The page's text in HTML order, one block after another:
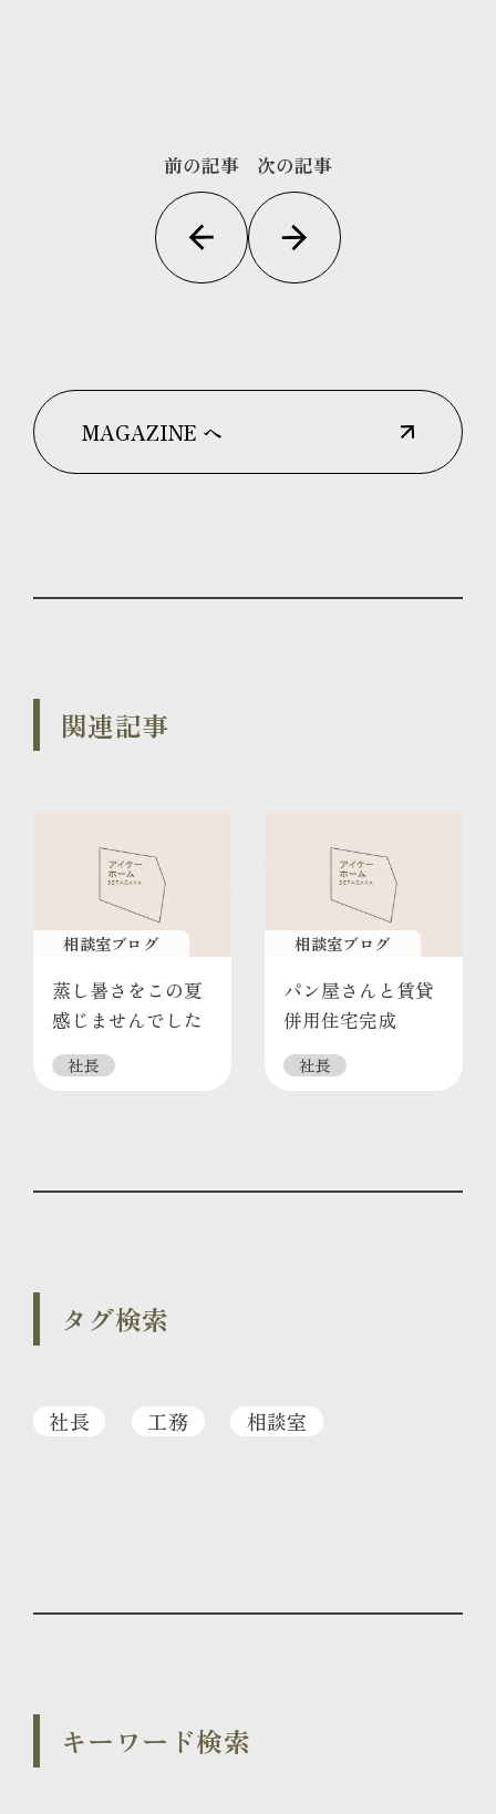
前の記事 次の記事
MAGAZINE へ
関連記事
相談室ブログ
蒸し暑さをこの夏
感じませんでした
社長
相談室ブログ
パン屋さんと賃貸
併用住宅完成
社長
タグ検索
社長 工務 相談室
キーワード検索